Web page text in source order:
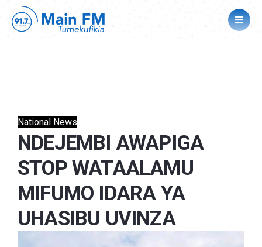
National News
NDEJEMBI AWAPIGA
STOP WATAALAMU
MIFUMO IDARA YA
UHASIBU UVINZA